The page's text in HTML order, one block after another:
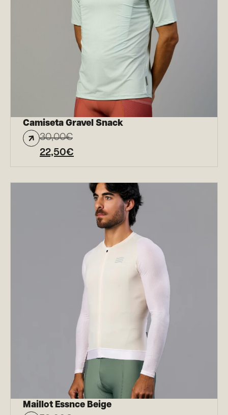
Camiseta Gravel Snack
30,00€
22,50€
Maillot Essnce Beige